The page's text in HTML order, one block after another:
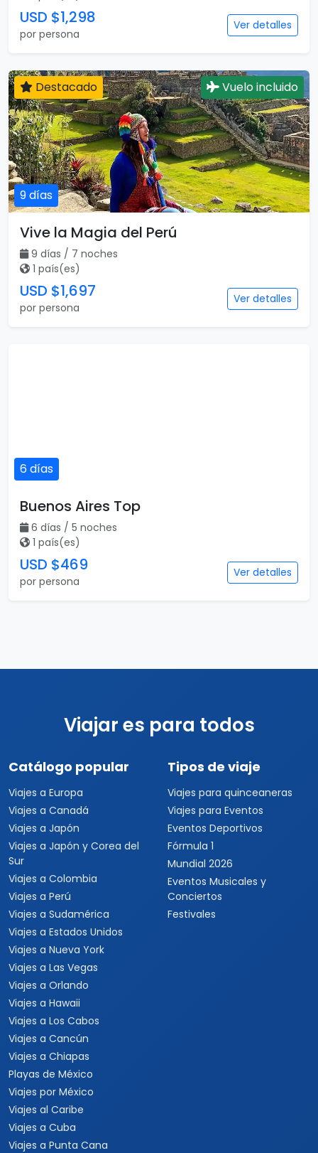
USD $1,298
por persona
Ver detalles
9 días
Destacado Vuelo incluido
Vive la Magia del Perú
9 días / 7 noches
1 país(es)
USD $1,697
por persona
Ver detalles
6 días
Buenos Aires Top
6 días / 5 noches
1 país(es)
USD $469
por persona
Ver detalles
Viajar es para todos
Catálogo popular
Viajes a Europa
Viajes a Canadá
Viajes a Japón
Viajes a Japón y Corea del
Sur
Viajes a Colombia
Viajes a Perú
Viajes a Sudamérica
Viajes a Estados Unidos
Viajes a Nueva York
Viajes a Las Vegas
Viajes a Orlando
Viajes a Hawaii
Viajes a Los Cabos
Viajes a Cancún
Viajes a Chiapas
Playas de México
Viajes por México
Viajes al Caribe
Viajes a Cuba
Viajes a Punta Cana
Tipos de viaje
Viajes para quinceaneras
Viajes para Eventos
Eventos Deportivos
Fórmula 1
Mundial 2026
Eventos Musicales y
Conciertos
Festivales